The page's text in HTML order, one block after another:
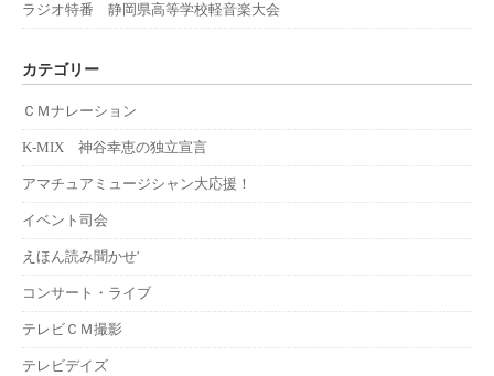
ラジオ特番 静岡県高等学校軽音楽大会
カテゴリー
ＣＭナレーション
K-MIX 神谷幸恵の独立宣言
アマチュアミュージシャン大応援！
イベント司会
えほん読み聞かせ'
コンサート・ライブ
テレビＣＭ撮影
テレビデイズ